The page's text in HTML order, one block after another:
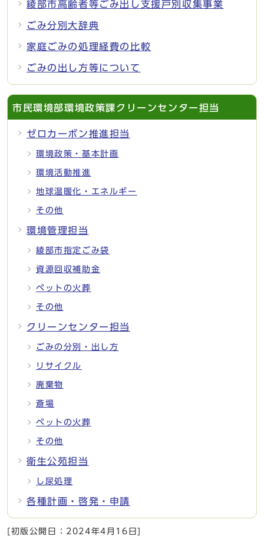
綾部市高齢者等ごみ出し支援戸別収集事業
ごみ分別大辞典
家庭ごみの処理経費の比較
ごみの出し方等について
市民環境部環境政策課クリーンセンター担当
ゼロカーボン推進担当
環境政策・基本計画
環境活動推進
地球温暖化・エネルギー
その他
環境管理担当
綾部市指定ごみ袋
資源回収補助金
ペットの火葬
その他
クリーンセンター担当
ごみの分別・出し方
リサイクル
廃棄物
斎場
ペットの火葬
その他
衛生公苑担当
し尿処理
各種計画・啓発・申請
[初版公開日： 2024年4月16日